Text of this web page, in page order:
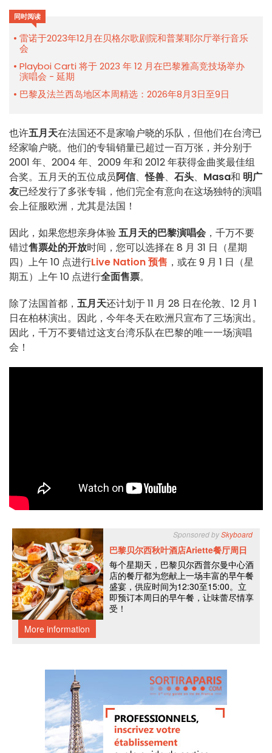
同时阅读
雷诺于2023年12月在贝格尔歌剧院和普莱耶尔厅举行音乐
会
Playboi Carti 将于 2023 年 12 月在巴黎雅高竞技场举办
演唱会 - 延期
巴黎及法兰西岛地区本周精选：2026年8月3日至9日
也许五月天在法国还不是家喻户晓的乐队，但他们在台湾已
经家喻户晓。他们的专辑销量已超过一百万张，并分别于
2001 年、2004 年、2009 年和 2012 年获得金曲奖最佳组
合奖。五月天的五位成员阿信、怪兽、 石头、 Masa和 明广
友已经发行了多张专辑，他们完全有意向在这场独特的演唱
会上征服欧洲，尤其是法国！
因此，如果您想亲身体验 五月天的巴黎演唱会 ，千万不要
错过售票处的开放时间，您可以选择在 8 月 31 日（星期
四）上午 10 点进行Live Nation 预售 ，或在 9 月 1 日（星
期五）上午 10 点进行全面售票。
除了法国首都， 五月天还计划于 11 月 28 日在伦敦、12 月 1
日在柏林演出。因此，今年冬天在欧洲只宣布了三场演出。
因此，千万不要错过这支台湾乐队在巴黎的唯一一场演唱
会！